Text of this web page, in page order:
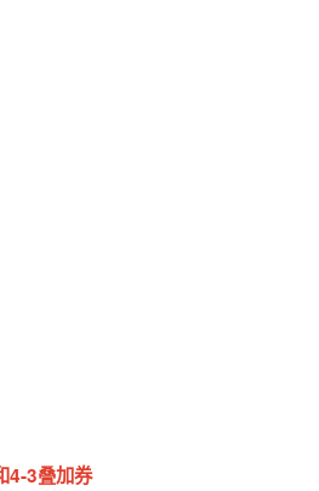
4-3叠加券